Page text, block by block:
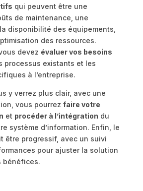
qui peuvent être une
de maintenance, une
disponibilité des équipements,
des ressources.
devez évaluer vos besoins
processus existants et les
à l’entreprise.
y verrez plus clair, avec une
vous pourrez faire votre
et procéder à l’intégration du
système d’information. Enfin, le
être progressif, avec un suivi
pour ajuster la solution
bénéfices.